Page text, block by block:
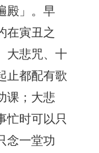
殿」。早
在寅丑之
大悲咒、十
止都配有歌
课；大悲
忙时可以只
念一堂功